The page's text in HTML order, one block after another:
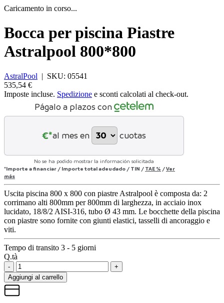
Caricamento in corso...
Bocca per piscina Piastre
Astralpool 800*800
AstralPool | SKU: 05541
535,54 €
Imposte incluse. Spedizione e sconti calcolati al check-out.
Págalo a plazos con
€*al mes en cuotas
No se ha podido mostrar la información solicitada
*Importe a financiar / Importe total adeudado / TIN / TAE % /Ver
más
Uscita piscina 800 x 800 con piastre Astralpool è composta da: 2
corrimano alti 800mm per 800mm di larghezza, in acciaio inox
lucidato, 18/8/2 AISI-316, tubo Ø 43 mm. Le bocchette della piscina
con piastre sono fornite con giunti elastici, tasselli di ancoraggio e
viti.
Tempo di transito 3 - 5 giorni
Q.tà
-
+
Aggiungi al carrello